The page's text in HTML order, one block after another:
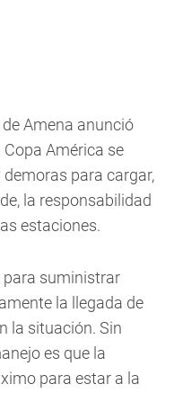
Amena anunció
Copa América se
para cargar,
la responsabilidad
estaciones.
para suministrar
la llegada de
la situación. Sin
es que la
para estar a la